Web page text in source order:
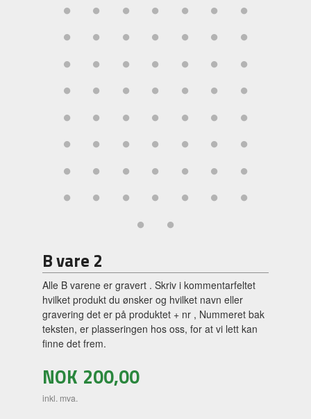
B vare 2
Alle B varene er gravert . Skriv i kommentarfeltet
hvilket produkt du ønsker og hvilket navn eller
gravering det er på produktet + nr , Nummeret bak
teksten, er plasseringen hos oss, for at vi lett kan
finne det frem.
NOK 200,00
inkl. mva.